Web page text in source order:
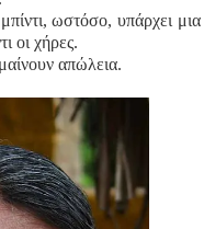
ωστόσο, υπάρχει μια
οι χήρες.
απώλεια.